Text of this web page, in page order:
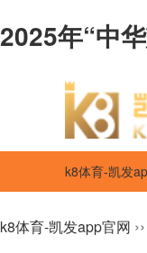
2025年“中
k8体育-凯发
k8体育-凯发app官网 ››